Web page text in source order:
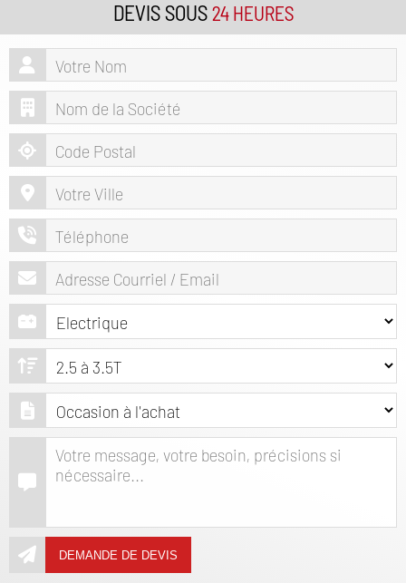
DEVIS SOUS24 HEURES
DEMANDE DE DEVIS